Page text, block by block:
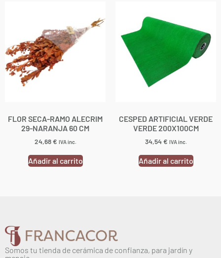
FLOR SECA-RAMO ALECRIM
29-NARANJA 60 CM
24,68€ IVA inc.
Añadir al carrito
CESPED ARTIFICIAL VERDE
VERDE 200X100CM
34,54€ IVA inc.
Añadir al carrito
Somos tu tienda de cerámica de confianza, para jardín y